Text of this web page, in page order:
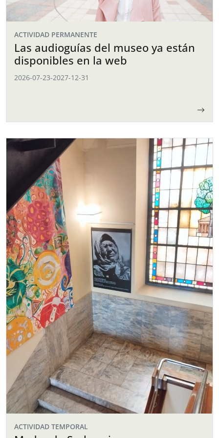
ACTIVIDAD PERMANENTE
Las audioguías del museo ya están
disponibles en la web
2026-07-23-2027-12-31
ACTIVIDAD TEMPORAL